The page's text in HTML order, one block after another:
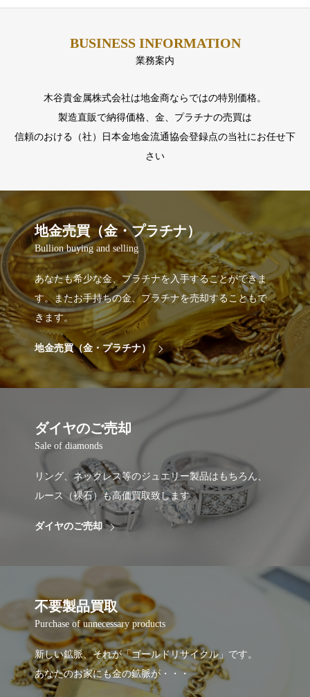
BUSINESS INFORMATION
業務案内
木谷貴金属株式会社は地金商ならではの特別価格。
製造直販で納得価格、金、プラチナの売買は
信頼のおける（社）日本金地金流通協会登録点の当社にお任せ下
さい
地金売買（金・プラチナ）
Bullion buying and selling
あなたも希少な金、プラチナを入手することができま
す。またお手持ちの金、プラチナを売却することもで
きます。
地金売買（金・プラチナ）
ダイヤのご売却
Sale of diamonds
リング、ネックレス等のジュエリー製品はもちろん、
ルース（裸石）も高価買取致します
ダイヤのご売却
不要製品買取
Purchase of unnecessary products
新しい鉱脈、それが「ゴールドリサイクル」です。
あなたのお家にも金の鉱脈が・・・